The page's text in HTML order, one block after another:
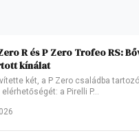
R és P Zero Trofeo RS:
kínálat
két, a P Zero családba
a Pirelli P…